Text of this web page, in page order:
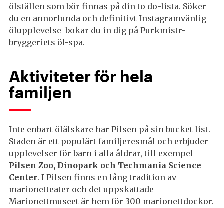
ölställen som bör finnas på din to do-lista. Söker
du en annorlunda och definitivt Instagramvänlig
ölupplevelse bokar du in dig på Purkmistr-
bryggeriets öl-spa.
Aktiviteter för hela
familjen
Inte enbart ölälskare har Pilsen på sin bucket list.
Staden är ett populärt familjeresmål och erbjuder
upplevelser för barn i alla åldrar, till exempel
Pilsen Zoo, Dinopark och Techmania Science
Center. I Pilsen finns en lång tradition av
marionetteater och det uppskattade
Marionettmuseet är hem för 300 marionettdockor.